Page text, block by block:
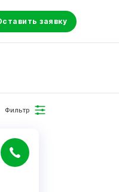
заявку
Фильтр